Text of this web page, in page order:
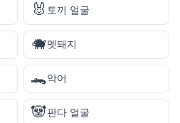
🐰 토끼 얼굴
🐗멧돼지
🐊악어
🐼판다 얼굴